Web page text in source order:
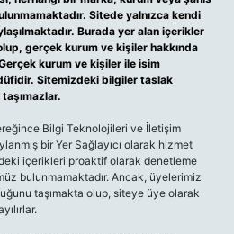
Sitede yalnızca kendi
Burada yer alan içerikler
gerçek kurum ve kişiler hakkında
kurum ve kişiler ile isim
Sitemizdeki bilgiler taslak
Bilgi Teknolojileri ve İletişim
bir Yer Sağlayıcı olarak hizmet
içerikleri proaktif olarak denetleme
bulunmamaktadır. Ancak, üyelerimiz
taşımakta olup, siteye üye olarak